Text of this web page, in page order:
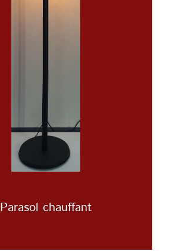
Parasol chauffant